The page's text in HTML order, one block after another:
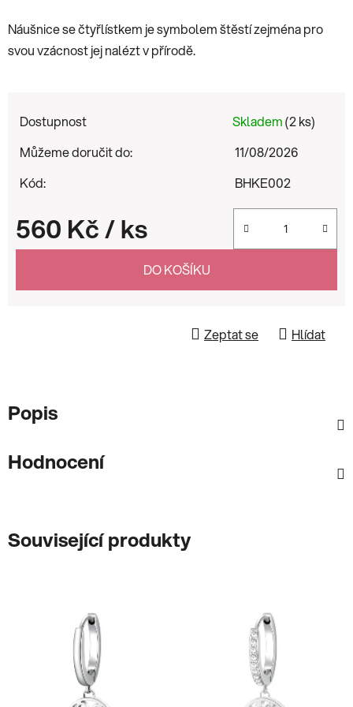
Náušnice se čtyřlístkem je symbolemštěstí zejména pro
svou vzácnost jej nalézt v přírodě.
Dostupnost Skladem(2 ks)
Můžeme doručit do:
11/08/2026
Kód:
BHKE002
560 Kč/ ks
Měrná cena:
DO KOŠÍKU
Zeptat se Hlídat
Popis
Hodnocení
Související produkty